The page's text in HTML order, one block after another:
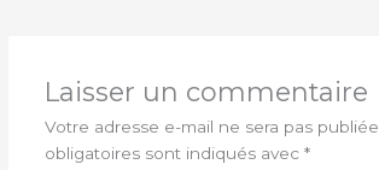
Laisser un commentaire
Votre adresse e-mail ne sera pas publiée.
obligatoires sont indiqués avec *